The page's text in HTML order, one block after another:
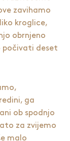
zavihamo
kroglice,
obrnjeno
počivati deset
ga
ob spodnjo
za zvijemo
malo